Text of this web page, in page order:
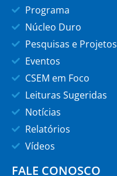
Programa
Núcleo Duro
Pesquisas e Projetos
Eventos
CSEM em Foco
Leituras Sugeridas
Notícias
Relatórios
Vídeos
FALE CONOSCO